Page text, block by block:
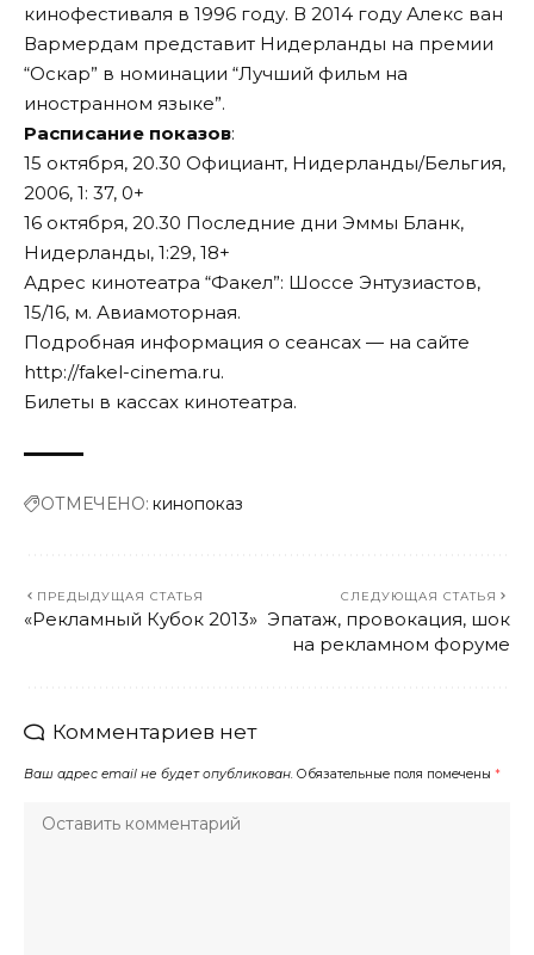
кинофестиваля в 1996 году. В 2014 году Алекс ван
Вармердам представит Нидерланды на премии
“Оскар” в номинации “Лучший фильм на
иностранном языке”.
Расписание показов:
15 октября, 20.30 Официант, Нидерланды/Бельгия,
2006, 1: 37, 0+
16 октября, 20.30 Последние дни Эммы Бланк,
Нидерланды, 1:29, 18+
Адрес кинотеатра “Факел”: Шоссе Энтузиастов,
15/16, м. Авиамоторная.
Подробная информация о сеансах — на сайте
http://fakel-cinema.ru.
Билеты в кассах кинотеатра.
ОТМЕЧЕНО: кинопоказ
ПРЕДЫДУЩАЯ СТАТЬЯ
«Рекламный Кубок 2013»
СЛЕДУЮЩАЯ СТАТЬЯ
Эпатаж, провокация, шок
на рекламном форуме
Комментариев нет
Ваш адрес email не будет опубликован. Обязательные поля помечены *